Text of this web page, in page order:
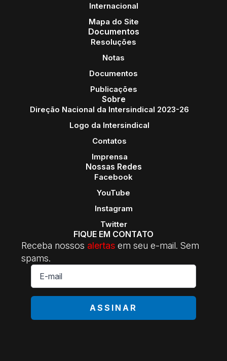
Internacional
Mapa do Site
Documentos
Resoluções
Notas
Documentos
Publicações
Sobre
Direção Nacional da Intersindical 2023-26
Logo da Intersindical
Contatos
Imprensa
Nossas Redes
Facebook
YouTube
Instagram
Twitter
FIQUE EM CONTATO
Receba nossos alertas em seu e-mail. Sem
spams.
E-
mail
ASSINAR